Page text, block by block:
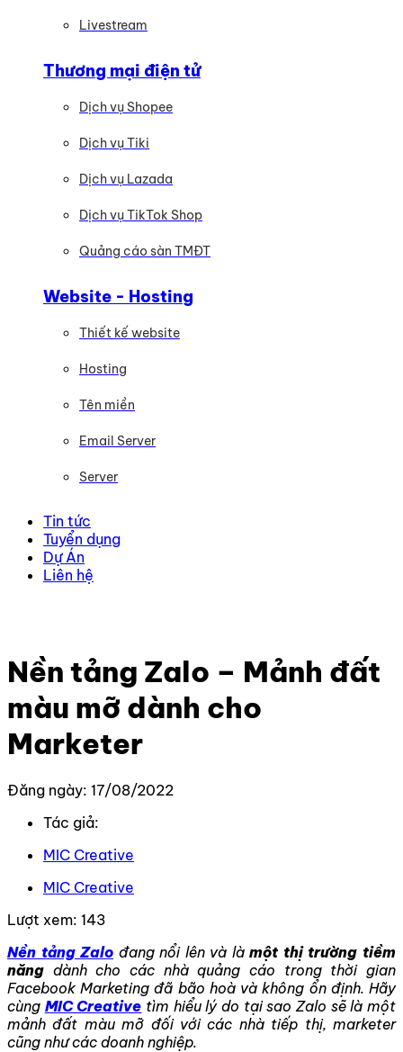
Livestream
Thương mại điện tử
Dịch vụ Shopee
Dịch vụ Tiki
Dịch vụ Lazada
Dịch vụ TikTok Shop
Quảng cáo sàn TMĐT
Website - Hosting
Thiết kế website
Hosting
Tên miền
Email Server
Server
Tin tức
Tuyển dụng
Dự Án
Liên hệ
Nền tảng Zalo – Mảnh đất
màu mỡ dành cho
Marketer
Đăng ngày: 17/08/2022
Tác giả:
MIC Creative
MIC Creative
Lượt xem: 143
Nền tảng Zalo đang nổi lên và làmột thị trường tiềm
năng dành cho các nhà quảng cáo trong thời gian
Facebook Marketing đã bão hoà và không ổn định. Hãy
cùng MIC Creative tìm hiểu lý do tại sao Zalo sẽ là một
mảnh đất màu mỡ đối với các nhà tiếp thị, marketer
cũng như các doanh nghiệp.